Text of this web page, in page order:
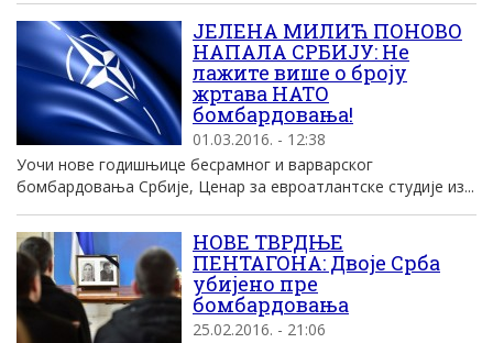
ЈЕЛЕНА МИЛИЋ ПОНОВО
НАПАЛА СРБИЈУ: Не
лажите више о броју
жртава НАТО
бомбардовања!
01.03.2016. - 12:38
Уочи нове годишњице бесрамног и варварског
бомбардовања Србије, Ценар за евроатлантске студије из...
НОВЕ ТВРДЊЕ
ПЕНТАГОНА: Двоjе Срба
убиjено пре
бомбардовања
25.02.2016. - 21:06